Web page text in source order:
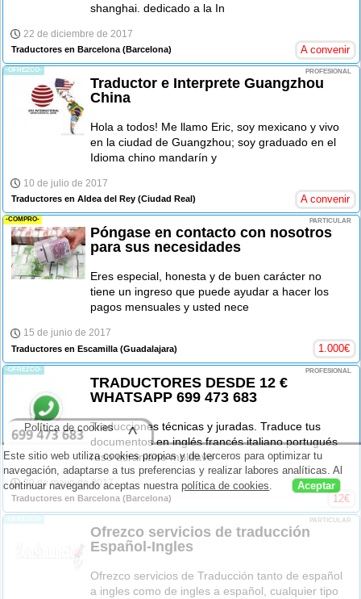
shanghai. dedicado a la In
22 de diciembre de 2017
Traductores en Barcelona (Barcelona) A convenir
-OFREZCO- PROFESIONAL
Traductor e Interprete Guangzhou
China
Hola a todos! Me llamo Eric, soy mexicano y vivo
en la ciudad de Guangzhou; soy graduado en el
Idioma chino mandarín y
10 de julio de 2017
Traductores en Aldea del Rey (Ciudad Real) A convenir
-COMPRO- PARTICULAR
Póngase en contacto con nosotros
para sus necesidades
Eres especial, honesta y de buen carácter no
tiene un ingreso que puede ayudar a hacer los
pagos mensuales y usted nece
15 de junio de 2017
Traductores en Escamilla (Guadalajara) 1.000€
-OFREZCO- PROFESIONAL
TRADUCTORES DESDE 12 €
WHATSAPP 699 473 683
Traducciones técnicas y juradas. Traduce tus
documentos en inglés francés italiano portugués
ruso ucraniano moldavo
29 de mayo de 2017
Traductores en Barcelona (Barcelona) 12€
PARTICULAR
Ofrezco servicios de traducción
Español-Ingles
Ofrezco servicios de Traducción tanto de español
a ingles como de ingles a español, cualquier tipo
Este sitio web utiliza cookies propias y de terceros para optimizar tu
navegación, adaptarse a tus preferencias y realizar labores analíticas. Al
continuar navegando aceptas nuestrapolítica de cookies. Aceptar
Política de cookies ^